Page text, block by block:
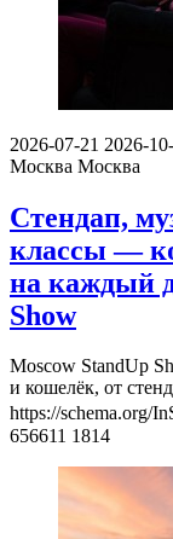
2026-07-21 2026-
Москва Москва
Стендап,
классы —
на каждый
Show
Moscow StandUp
и кошелёк, от
https://schema.org/
656611 1814